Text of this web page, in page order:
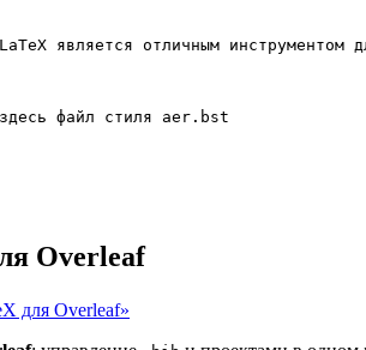
является отличным инструментом
здесь файл стиля aer.bst
Overleaf
для Overleaf»